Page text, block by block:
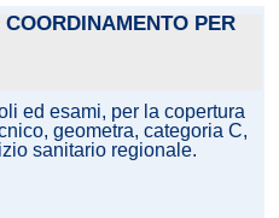
PER
ed esami, per la copertura
geometra, categoria C,
sanitario regionale.